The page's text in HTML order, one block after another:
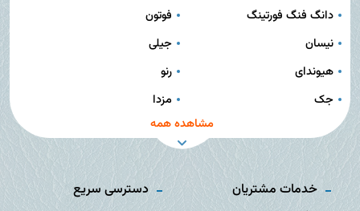
دانگ فنگ فورتینگ
فوتون
نیسان
جیلی
هیوندای
رنو
جک
مزدا
مشاهده همه
خدمات مشتریان
دسترسی سریع